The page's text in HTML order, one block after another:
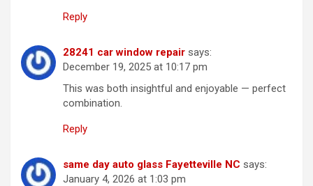
Reply
28241 car window repair says:
December 19, 2025 at 10:17 pm
This was both insightful and enjoyable — perfect
combination.
Reply
same day auto glass Fayetteville NC says:
January 4, 2026 at 1:03 pm